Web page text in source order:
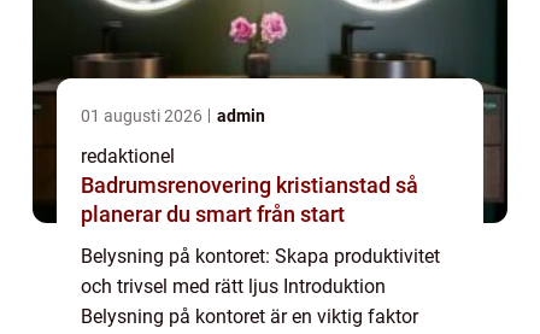
01 augusti 2026 admin
redaktionel
Badrumsrenovering kristianstad så
planerar du smart från start
Belysning på kontoret: Skapa produktivitet
och trivsel med rätt ljus Introduktion
Belysning på kontoret är en viktig faktor